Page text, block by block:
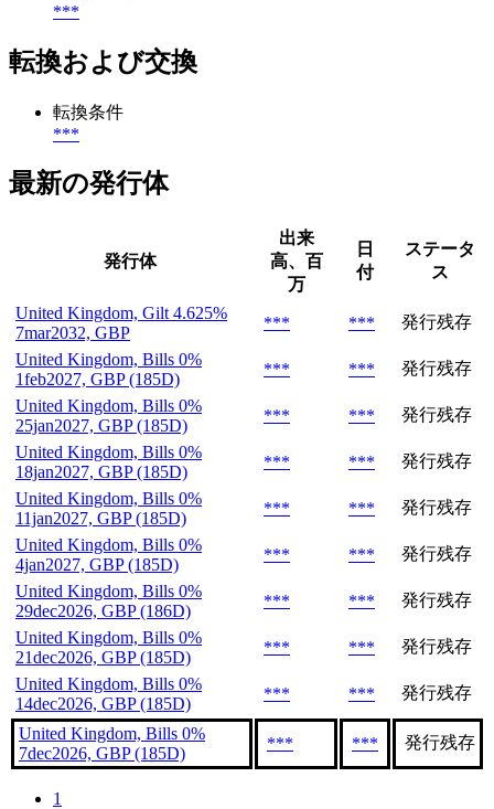
***
転換および交換
転換条件
***
最新の発行体
発行体
出来
高、百
万
日
付
ステータ
ス
United Kingdom, Gilt 4.625%
7mar2032, GBP
*** ***
発行残存
United Kingdom, Bills 0%
1feb2027, GBP (185D)
*** ***
発行残存
United Kingdom, Bills 0%
25jan2027, GBP (185D)
*** ***
発行残存
United Kingdom, Bills 0%
18jan2027, GBP (185D)
*** ***
発行残存
United Kingdom, Bills 0%
11jan2027, GBP (185D)
*** ***
発行残存
United Kingdom, Bills 0%
4jan2027, GBP (185D)
*** ***
発行残存
United Kingdom, Bills 0%
29dec2026, GBP (186D)
*** ***
発行残存
United Kingdom, Bills 0%
21dec2026, GBP (185D)
*** ***
発行残存
United Kingdom, Bills 0%
14dec2026, GBP (185D)
*** *** 発行残存
United Kingdom, Bills 0%
7dec2026, GBP (185D)
*** *** 発行残存
1